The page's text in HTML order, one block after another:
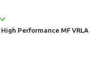
Performance MF VRLA